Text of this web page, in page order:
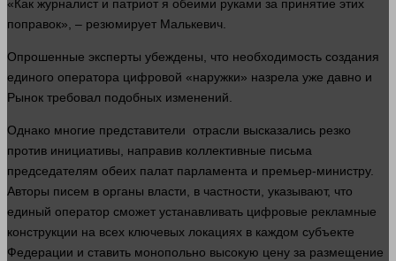
«Как журналист и патриот я обеими руками за принятие этих
поправок», – резюмирует Малькевич.
Опрошенные эксперты убеждены, что необходимость создания
единого оператора цифровой «наружки» назрела уже давно и
Рынок требовал подобных изменений.
Однако многие представители отрасли высказались резко
против инициативы, направив коллективные письма
председателям обеих палат парламента и премьер-министру.
Авторы писем в органы власти , в частности, указывают, что
единый оператор сможет устанавливать цифровые рекламные
конструкции на всех ключевых локациях в каждом субъекте
Федерации и ставить монопольно высокую цену за размещение